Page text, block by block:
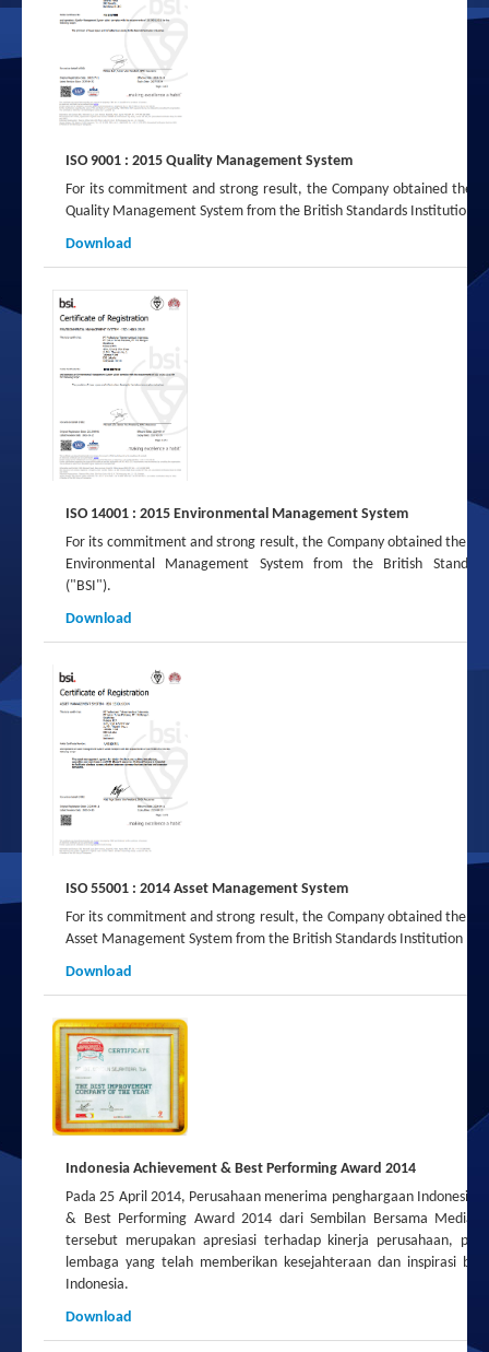
ISO 9001 : 2015 Quality Management System
For its commitment and strong result, the Company obtained the
Quality Management System from the British Standards Institution
Download
ISO 14001 : 2015 Environmental Management System
For its commitment and strong result, the Company obtained the
Environmental Management System from the British
("BSI").
Download
ISO 55001 : 2014 Asset Management System
For its commitment and strong result, the Company obtained the
Asset Management System from the British Standards Institution
Download
Indonesia Achievement & Best Performing Award 2014
Pada 25 April 2014, Perusahaan menerima penghargaan
& Best Performing Award 2014 dari Sembilan Bersama Media.
tersebut merupakan apresiasi terhadap kinerja perusahaan,
lembaga yang telah memberikan kesejahteraan dan inspirasi
Indonesia.
Download